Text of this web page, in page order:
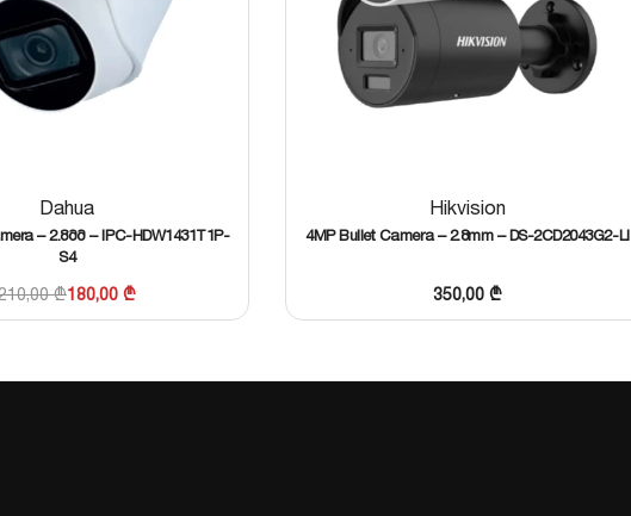
Dahua
– 2.8მმ – IPC-HDW1431T1P-
S4
₾180,00₾
Hikvision
4MP Bullet Camera – 2.8mm – DS-2CD2043G2-LI
350,00 ₾